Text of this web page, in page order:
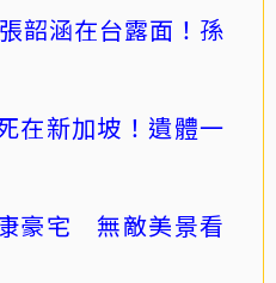
韶涵在台露面！孫
在新加坡！遺體一
豪宅 無敵美景看